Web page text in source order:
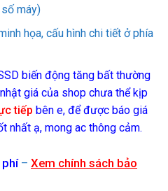
máy)
họa, cấu hình chi tiết ở phía
biến động tăng bất thường
giá của shop chưa thể kịp
tiếp bên e, để được báo giá
nhất ạ, mong ac thông cảm.
phí– Xem chính sách bảo